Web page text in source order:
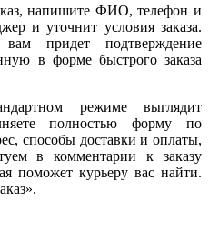
напишите ФИО, телефон и
и уточнит условия заказа.
вам придет подтверждение
в форме быстрого заказа
режиме выглядит
полностью форму по
способы доставки и оплаты,
в комментарии к заказу
поможет курьеру вас найти.